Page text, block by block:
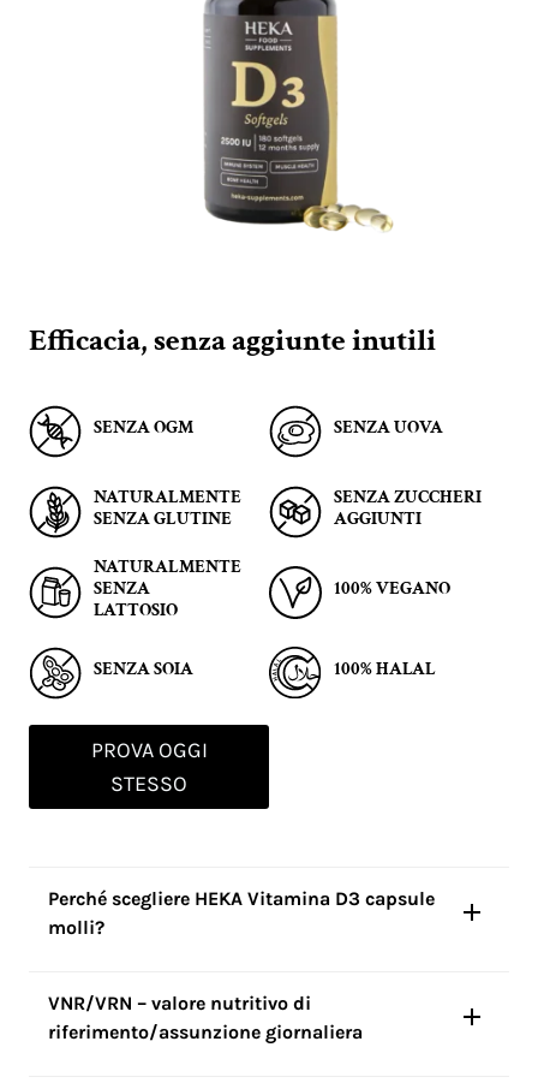
Efficacia, senza aggiunte inutili
SENZA OGM
NATURALMENTE
SENZA GLUTINE
NATURALMENTE
SENZA
LATTOSIO
SENZA SOIA
SENZA UOVA
SENZA ZUCCHERI
AGGIUNTI
100% VEGANO
100% HALAL
PROVA OGGI
STESSO
Perché scegliere HEKA Vitamina D3 capsule
molli?
VNR/VRN – valore nutritivo di
riferimento/assunzione giornaliera